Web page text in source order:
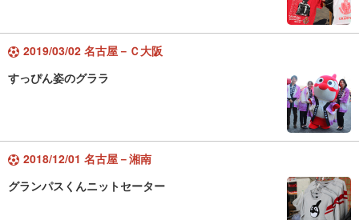
2019/03/02 名古屋－Ｃ大阪
すっぴん姿のグララ
2018/12/01 名古屋－湘南
グランパスくんニットセーター